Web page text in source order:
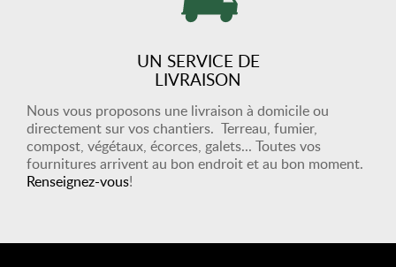
UN SERVICE DE
LIVRAISON
Nous vous proposons une livraison à domicile ou
directement sur vos chantiers. Terreau, fumier,
compost, végétaux, écorces, galets... Toutes vos
fournitures arrivent au bon endroit et au bon moment.
Renseignez-vous!